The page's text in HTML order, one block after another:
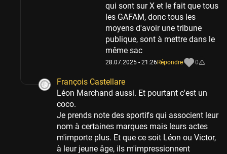
qui sont sur X et le fait que tous
les GAFAM, donc tous les
moyens d'avoir une tribune
publique, sont à mettre dans le
même sac
28.07.2025 - 21:26Répondre 0
François Castellare
Léon Marchand aussi. Et pourtant c'est un
coco.
Je prends note des sportifs qui associent leur
nom à certaines marques mais leurs actes
m'importe plus. Et que ce soit Léon ou Victor,
à leur jeune âge, ils m'impressionnent